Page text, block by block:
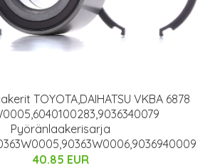
TOYOTA,DAIHATSU VKBA 6878
Pyöränlaakerisarja
40.85 EUR